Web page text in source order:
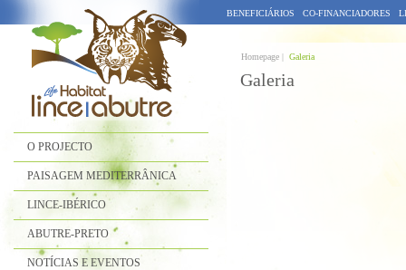
O PROJECTO
PAISAGEM MEDITERRÂNICA
LINCE-IBÉRICO
ABUTRE-PRETO
NOTÍCIAS E EVENTOS
BENEFICIÁRIOS CO-FINANCIADORES
Homepage | Galeria
Galeria